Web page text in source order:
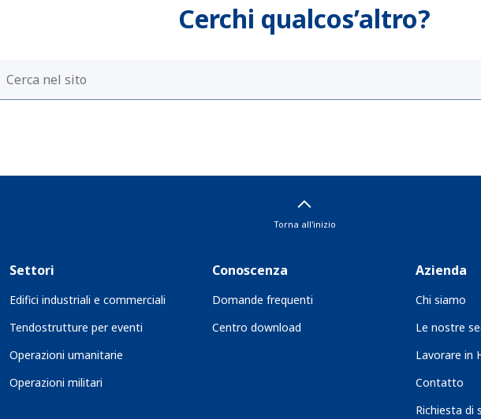
Cerchi qualcos’altro?
Torna all'inizio
Settori
Edifici industriali e commerciali
Tendostrutture per eventi
Operazioni umanitarie
Operazioni militari
Conoscenza
Domande frequenti
Centro download
Azienda
Chi siamo
Le nostre
Lavorare in
Contatto
Richiesta di